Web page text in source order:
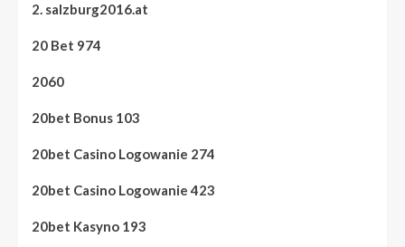
2. salzburg2016.at
20 Bet 974
2060
20bet Bonus 103
20bet Casino Logowanie 274
20bet Casino Logowanie 423
20bet Kasyno 193